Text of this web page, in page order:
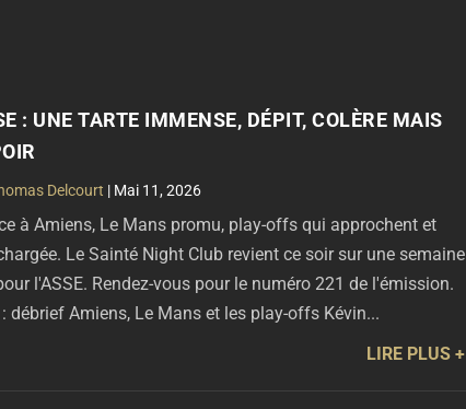
: UNE TARTE IMMENSE, DÉPIT, COLÈRE MAIS
Delcourt | Mai 11, 2026
à Amiens, Le Mans promu, play-offs qui approchent et
Le Sainté Night Club revient ce soir sur une semaine
l'ASSE. Rendez-vous pour le numéro 221 de l'émission.
: débrief Amiens, Le Mans et les play-offs Kévin...
LIRE PLUS